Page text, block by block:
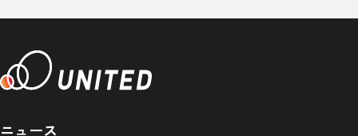
ニュース